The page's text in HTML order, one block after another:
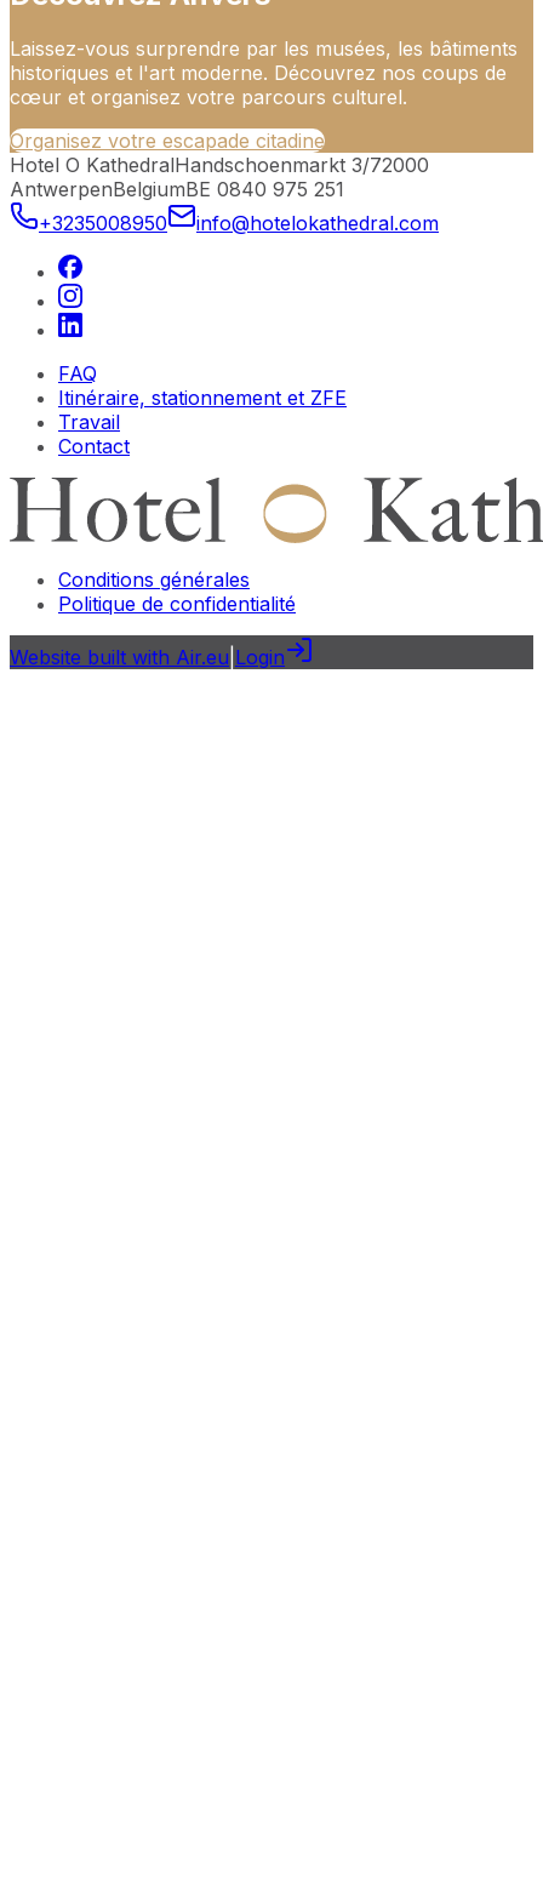
Laissez-vous surprendre par les musées, les bâtiments
historiques et l'art moderne. Découvrez nos coups de
cœur et organisez votre parcours culturel.
Organisez votre escapade citadine
Hotel O KathedralHandschoenmarkt 3/72000
AntwerpenBelgiumBE 0840 975 251
+3235008950
info@hotelokathedral.com
FAQ
Itinéraire, stationnement et ZFE
Travail
Contact
Conditions générales
Politique de confidentialité
Website built with Air.eu Login